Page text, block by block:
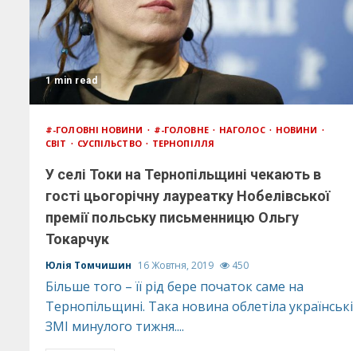
1 min read
#-ГОЛОВНІ НОВИНИ #-ГОЛОВНЕ НАГОЛОС
НОВИНИ
СВІТ
СУСПІЛЬСТВО ТЕРНОПІЛЛЯ
У селі Токи на Тернопільщині чекають в
гості цьогорічну лауреатку Нобелівської
премії польську письменницю Ольгу
Токарчук
Юлія Томчишин 16 Жовтня, 2019 450
Більше того – її рід бере початок саме на
Тернопільщині. Така новина облетіла українські
ЗМІ минулого тижня....